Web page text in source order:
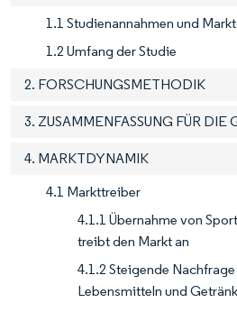
1.1 Studienannahmen und
1.2 Umfang der Studie
2. FORSCHUNGSMETHODIK
3. ZUSAMMENFASSUNG FÜR DIE
4. MARKTDYNAMIK
4.1 Markttreiber
4.1.1 Übernahme von
treibt den Markt an
4.1.2 Steigende
Lebensmitteln und